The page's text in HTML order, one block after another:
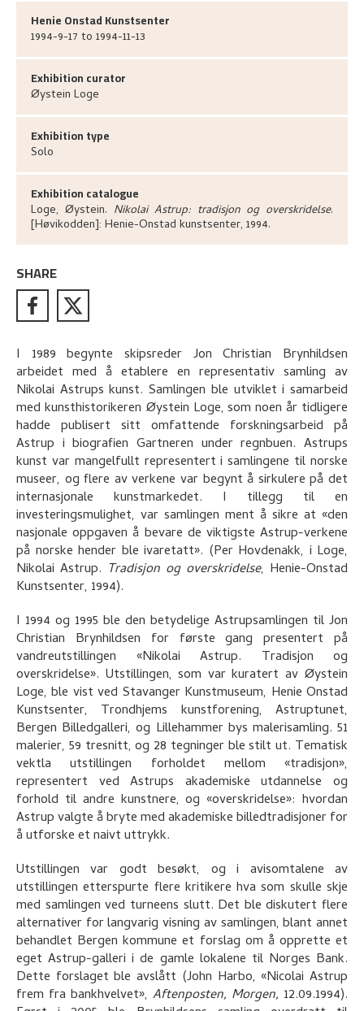
Henie Onstad Kunstsenter
1994-9-17 to 1994-11-13
Exhibition curator
Øystein Loge
Exhibition type
Solo
Exhibition catalogue
Loge, Øystein. Nikolai Astrup: tradisjon og overskridelse.
[Høvikodden]: Henie-Onstad kunstsenter, 1994.
SHARE
I 1989 begynte skipsreder Jon Christian Brynhildsen
arbeidet med å etablere en representativ samling av
Nikolai Astrups kunst. Samlingen ble utviklet i samarbeid
med kunsthistorikeren Øystein Loge, som noen år tidligere
hadde publisert sitt omfattende forskningsarbeid på
Astrup i biografien Gartneren under regnbuen. Astrups
kunst var mangelfullt representert i samlingene til norske
museer, og flere av verkene var begynt å sirkulere på det
internasjonale kunstmarkedet. I tillegg til en
investeringsmulighet, var samlingen ment å sikre at «den
nasjonale oppgaven å bevare de viktigste Astrup-verkene
på norske hender ble ivaretatt». (Per Hovdenakk, i Loge,
Nikolai Astrup. Tradisjon og overskridelse, Henie-Onstad
Kunstsenter, 1994).
I 1994 og 1995 ble den betydelige Astrupsamlingen til Jon
Christian Brynhildsen for første gang presentert på
vandreutstillingen «Nikolai Astrup. Tradisjon og
overskridelse». Utstillingen, som var kuratert av Øystein
Loge, ble vist ved Stavanger Kunstmuseum, Henie Onstad
Kunstsenter, Trondhjems kunstforening, Astruptunet,
Bergen Billedgalleri, og Lillehammer bys malerisamling. 51
malerier, 59 tresnitt, og 28 tegninger ble stilt ut. Tematisk
vektla utstillingen forholdet mellom «tradisjon»,
representert ved Astrups akademiske utdannelse og
forhold til andre kunstnere, og «overskridelse»: hvordan
Astrup valgte å bryte med akademiske billedtradisjoner for
å utforske et naivt uttrykk.
Utstillingen var godt besøkt, og i avisomtalene av
utstillingen etterspurte flere kritikere hva som skulle skje
med samlingen ved turneens slutt. Det ble diskutert flere
alternativer for langvarig visning av samlingen, blant annet
behandlet Bergen kommune et forslag om å opprette et
eget Astrup-galleri i de gamle lokalene til Norges Bank.
Dette forslaget ble avslått (John Harbo, «Nicolai Astrup
frem fra bankhvelvet», Aftenposten, Morgen, 12.09.1994).